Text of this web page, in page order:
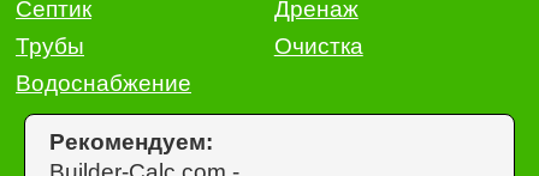
Септик
Дренаж
Трубы
Очистка
Водоснабжение
Рекомендуем: